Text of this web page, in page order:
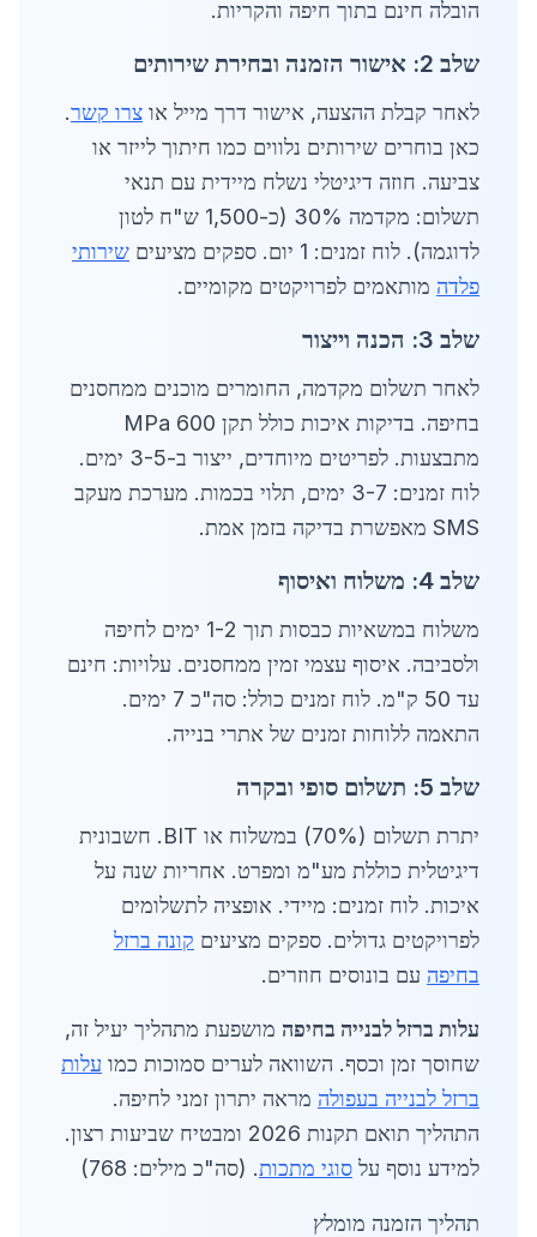
הובלה חינם בתוך חיפה והקריות.
שלב 2: אישור הזמנה ובחירת שירותים
לאחר קבלת ההצעה, אישור דרך מייל או צרו קשר.
כאן בוחרים שירותים נלווים כמו חיתוך לייזר או
צביעה. חוזה דיגיטלי נשלח מיידית עם תנאי
תשלום: מקדמה 30% (כ-1,500 ש"ח לטון
לדוגמה). לוח זמנים: 1 יום. ספקים מציעים
שירותי
פלדה מותאמים לפרויקטים מקומיים.
שלב 3: הכנה וייצור
לאחר תשלום מקדמה, החומרים מוכנים ממחסנים
בחיפה. בדיקות איכות כולל תקן 600 MPa
מתבצעות. לפריטים מיוחדים, ייצור ב-3-5 ימים.
לוח זמנים: 3-7 ימים, תלוי בכמות. מערכת מעקב
SMS מאפשרת בדיקה בזמן אמת.
שלב 4: משלוח ואיסוף
משלוח במשאיות כבסות תוך 1-2 ימים לחיפה
ולסביבה. איסוף עצמי זמין ממחסנים. עלויות: חינם
עד 50 ק"מ. לוח זמנים כולל: סה"כ 7 ימים.
התאמה ללוחות זמנים של אתרי בנייה.
שלב 5: תשלום סופי ובקרה
יתרת תשלום (70%) במשלוח או BIT. חשבונית
דיגיטלית כוללת מע"מ ומפרט. אחריות שנה על
איכות. לוח זמנים: מיידי. אופציה לתשלומים
לפרויקטים גדולים. ספקים מציעים קונה ברזל
בחיפה עם בונוסים חוזרים.
עלות ברזל לבנייה בחיפה מושפעת מתהליך יעיל זה,
שחוסך זמן וכסף. השוואה לערים סמוכות כמו עלות
ברזל לבנייה בעפולה מראה יתרון זמני לחיפה.
התהליך תואם תקנות 2026 ומבטיח שביעות רצון.
למידע נוסף על סוגי מתכות. (סה"כ מילים: 768)
תהליך הזמנה מומלץ